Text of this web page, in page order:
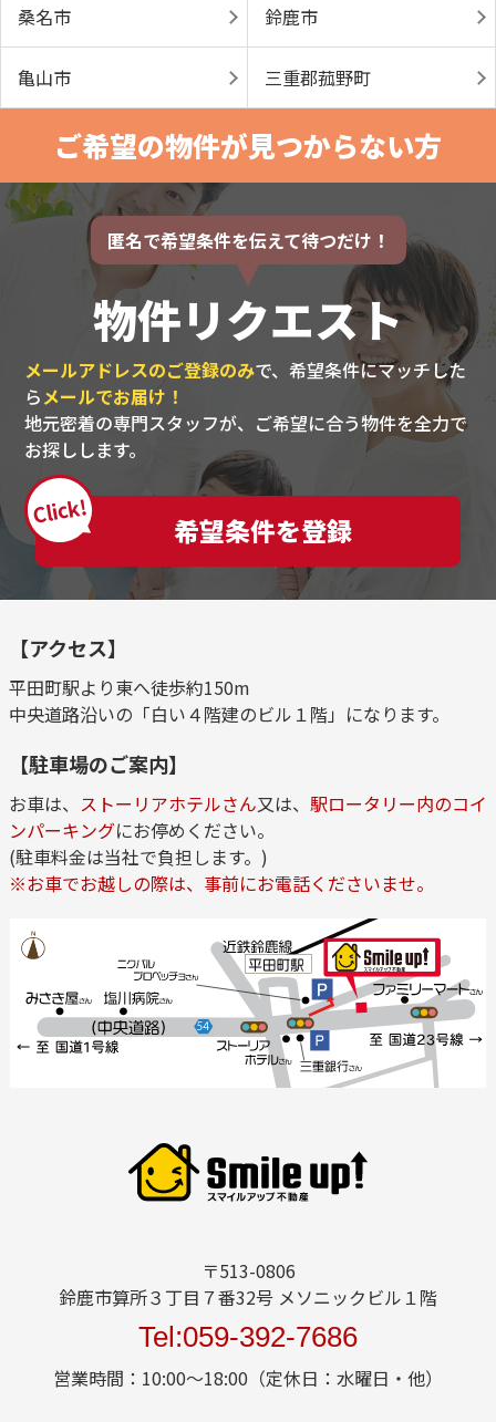
桑名市 鈴鹿市
亀山市 三重郡菰野町
ご希望の物件が見つからない方
匿名で希望条件を伝えて待つだけ！
物件リクエスト
メールアドレスのご登録のみで、希望条件にマッチした
らメールでお届け！
地元密着の専門スタッフが、ご希望に合う物件を全力で
お探しします。
Click!
希望条件を登録
【アクセス】
平田町駅より東へ徒歩約150m
中央道路沿いの「白い４階建のビル１階」になります。
【駐車場のご案内】
お車は、 ストーリアホテルさん又は、 駅ロータリー内のコイ
ンパーキングにお停めください。
(駐車料金は当社で負担します。)
※お車でお越しの際は、事前にお電話くださいませ。
〒513-0806
鈴鹿市算所３丁目７番32号 メソニックビル１階
Tel:059-392-7686
営業時間：10:00～18:00（定休日：水曜日・他）